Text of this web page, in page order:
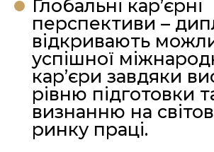
Глобальні кар’єрні
перспективи –
відкривають
успішної
кар’єри завдяки
рівню підготовки
визнанню на
ринку праці.